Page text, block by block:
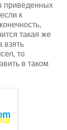
приведенных
к
такая же
взять
то
в таком